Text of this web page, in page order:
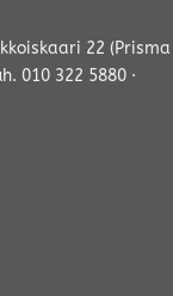
22 (Prisma
010 322 5880 ·